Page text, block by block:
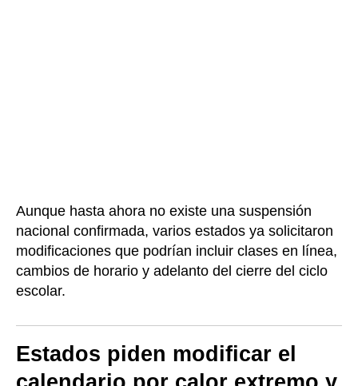
Aunque hasta ahora no existe una suspensión
nacional confirmada, varios estados ya solicitaron
modificaciones que podrían incluir clases en línea,
cambios de horario y adelanto del cierre del ciclo
escolar.
Estados piden modificar el